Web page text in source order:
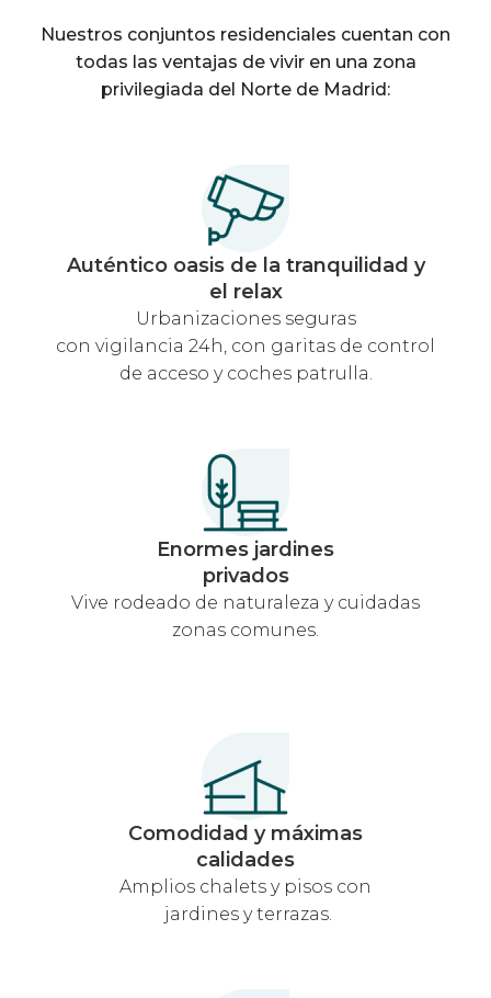
Nuestros conjuntos residenciales cuentan con
todas las ventajas de vivir en una zona
privilegiada del Norte de Madrid:
Auténtico oasis de la tranquilidad y
el relax
Urbanizaciones seguras
con vigilancia 24h, con garitas de control
de acceso y coches patrulla.
Enormes jardines
privados
Vive rodeado de naturaleza y cuidadas
zonas comunes.
Comodidad y máximas
calidades
Amplios chalets y pisos con
jardines y terrazas.